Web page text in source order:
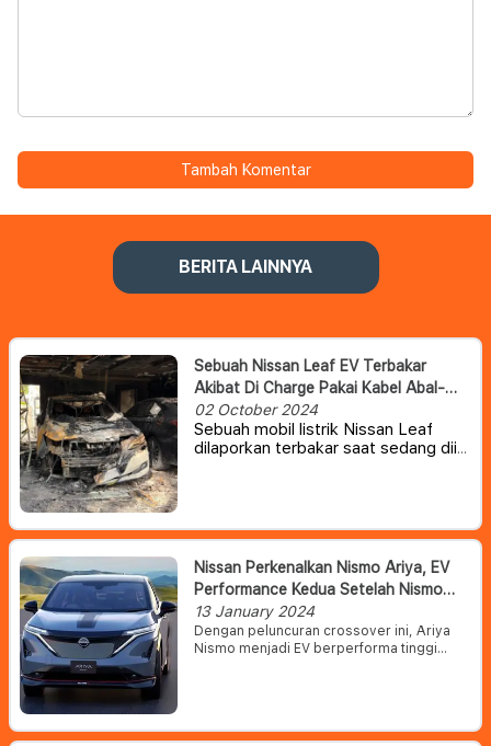
Tambah Komentar
BERITA LAINNYA
Sebuah Nissan Leaf EV Terbakar
Akibat Di Charge Pakai Kabel Abal-
Abal
02 October 2024
Sebuah mobil listrik Nissan Leaf
dilaporkan terbakar saat sedang diisi
kesalahan pada mobil, tetapi karena
penggunaan kabel charger pihak
ketiga yang tidak memiliki standar.
Nissan Perkenalkan Nismo Ariya, EV
Performance Kedua Setelah Nismo
Leaf
13 January 2024
Dengan peluncuran crossover ini, Ariya
Nismo menjadi EV berperforma tinggi
lebih cepat dengan pengendalian yang